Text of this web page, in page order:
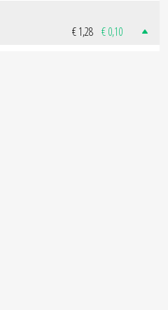
€ 1,28 € 0,10